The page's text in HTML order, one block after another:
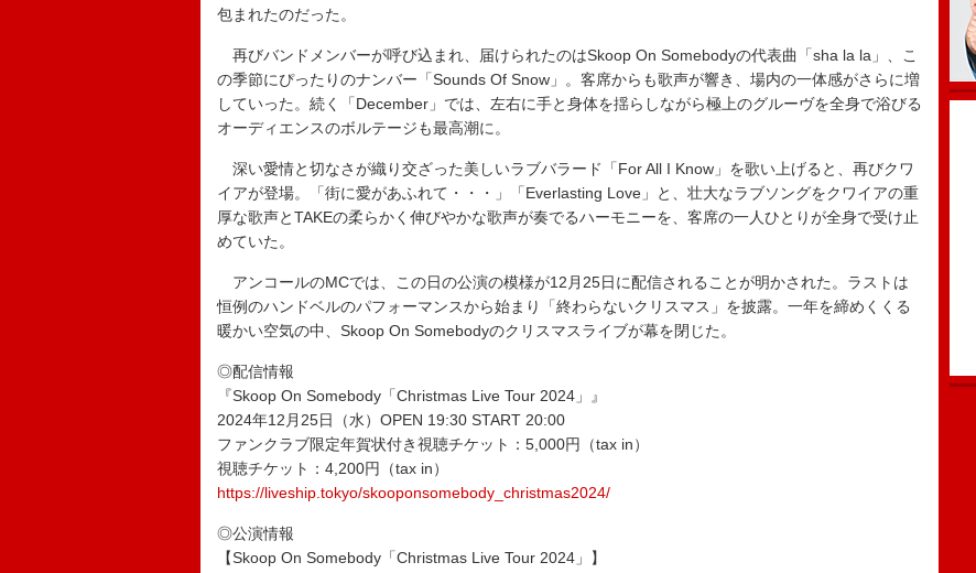
包まれたのだった。
再びバンドメンバーが呼び込まれ、届けられたのはSkoop On Somebodyの代表曲「sha la la」、こ
の季節にぴったりのナンバー「Sounds Of Snow」。客席からも歌声が響き、場内の一体感がさらに増
していった。続く「December」では、左右に手と身体を揺らしながら極上のグルーヴを全身で浴びる
オーディエンスのボルテージも最高潮に。
深い愛情と切なさが織り交ざった美しいラブバラード「For All I Know」を歌い上げると、再びクワ
イアが登場。「街に愛があふれて・・・」「Everlasting Love」と、壮大なラブソングをクワイアの重
厚な歌声とTAKEの柔らかく伸びやかな歌声が奏でるハーモニーを、客席の一人ひとりが全身で受け止
めていた。
アンコールのMCでは、この日の公演の模様が12月25日に配信されることが明かされた。ラストは
恒例のハンドベルのパフォーマンスから始まり「終わらないクリスマス」を披露。一年を締めくくる
暖かい空気の中、Skoop On Somebodyのクリスマスライブが幕を閉じた。
◎配信情報
『Skoop On Somebody「Christmas Live Tour 2024」』
2024年12月25日（水）OPEN 19:30 START 20:00
ファンクラブ限定年賀状付き視聴チケット：5,000円（tax in）
視聴チケット：4,200円（tax in）
https://liveship.tokyo/skooponsomebody_christmas2024/
◎公演情報
【Skoop On Somebody「Christmas Live Tour 2024」】